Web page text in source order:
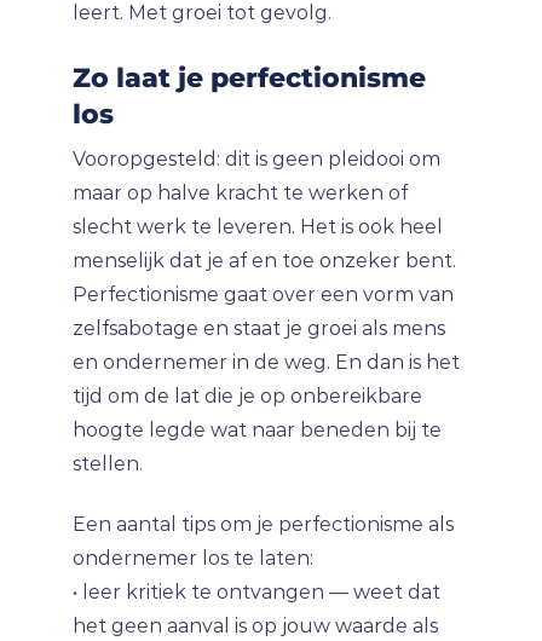
leert. Met groei tot gevolg.
Zo laat je perfectionisme
los
Vooropgesteld: dit is geen pleidooi om
maar op halve kracht te werken of
slecht werk te leveren. Het is ook heel
menselijk dat je af en toe onzeker bent.
Perfectionisme gaat over een vorm van
zelfsabotage en staat je groei als mens
en ondernemer in de weg. En dan is het
tijd om de lat die je op onbereikbare
hoogte legde wat naar beneden bij te
stellen.
Een aantal tips om je perfectionisme als
ondernemer los te laten:
• leer kritiek te ontvangen — weet dat
het geen aanval is op jouw waarde als